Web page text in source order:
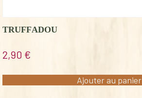
TRUFFADOU
2,90 €
Ajouter au panier